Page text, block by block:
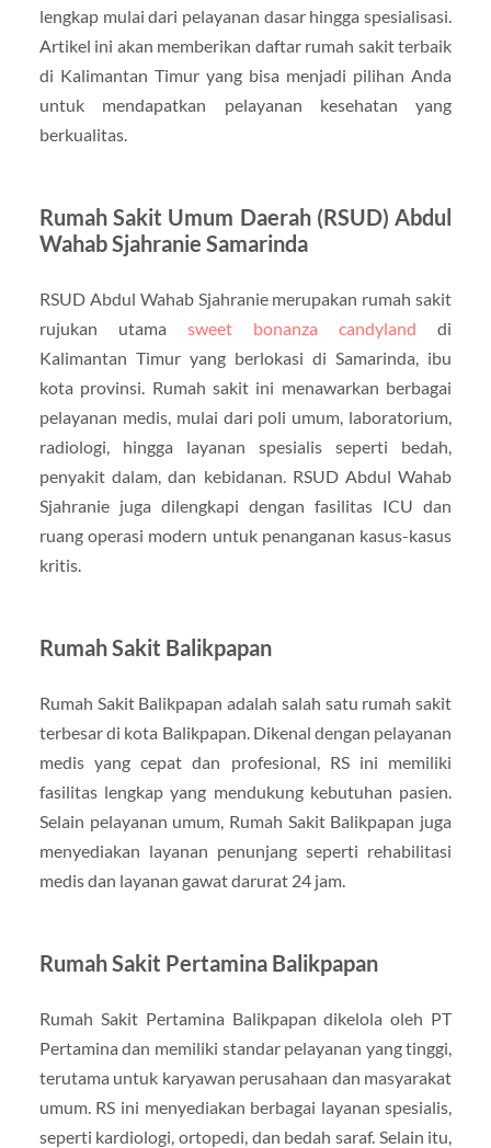
lengkap mulai dari pelayanan dasar hingga spesialisasi.
Artikel ini akan memberikan daftar rumah sakit terbaik
di Kalimantan Timur yang bisa menjadi pilihan Anda
untuk mendapatkan pelayanan kesehatan yang
berkualitas.
Rumah Sakit Umum Daerah (RSUD) Abdul
Wahab Sjahranie Samarinda
RSUD Abdul Wahab Sjahranie merupakan rumah sakit
rujukan utama sweet bonanza candyland di
Kalimantan Timur yang berlokasi di Samarinda, ibu
kota provinsi. Rumah sakit ini menawarkan berbagai
pelayanan medis, mulai dari poli umum, laboratorium,
radiologi, hingga layanan spesialis seperti bedah,
penyakit dalam, dan kebidanan. RSUD Abdul Wahab
Sjahranie juga dilengkapi dengan fasilitas ICU dan
ruang operasi modern untuk penanganan kasus-kasus
kritis.
Rumah Sakit Balikpapan
Rumah Sakit Balikpapan adalah salah satu rumah sakit
terbesar di kota Balikpapan. Dikenal dengan pelayanan
medis yang cepat dan profesional, RS ini memiliki
fasilitas lengkap yang mendukung kebutuhan pasien.
Selain pelayanan umum, Rumah Sakit Balikpapan juga
menyediakan layanan penunjang seperti rehabilitasi
medis dan layanan gawat darurat 24 jam.
Rumah Sakit Pertamina Balikpapan
Rumah Sakit Pertamina Balikpapan dikelola oleh PT
Pertamina dan memiliki standar pelayanan yang tinggi,
terutama untuk karyawan perusahaan dan masyarakat
umum. RS ini menyediakan berbagai layanan spesialis,
seperti kardiologi, ortopedi, dan bedah saraf. Selain itu,